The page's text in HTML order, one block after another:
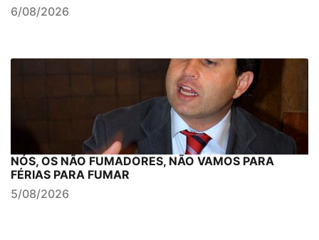
6/08/2026
NÓS, OS NÃO FUMADORES, NÃO VAMOS PARA
FÉRIAS PARA FUMAR
5/08/2026